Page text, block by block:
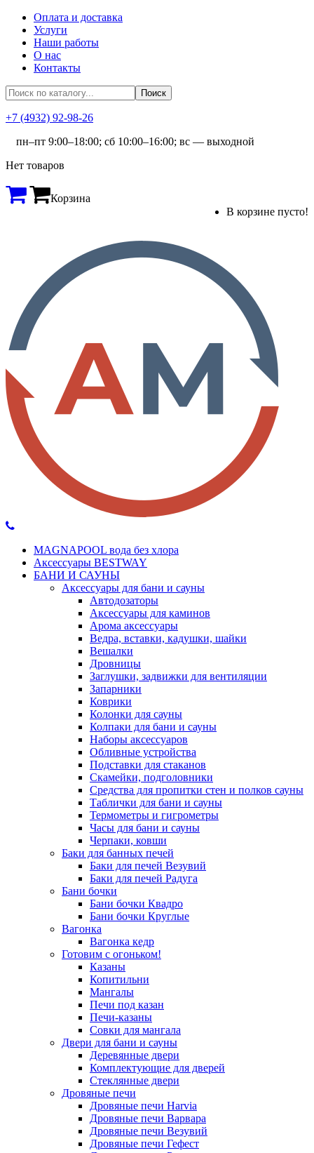
Оплата и доставка
Услуги
Наши работы
О нас
Контакты
+7 (4932) 92-98-26
пн–пт 9:00–18:00; сб 10:00–16:00; вс — выходной
Нет товаров
Корзина
В корзине пусто!
MAGNAPOOL вода без хлора
Аксессуары BESTWAY
БАНИ И САУНЫ
Аксессуары для бани и сауны
Автодозаторы
Аксессуары для каминов
Арома аксессуары
Ведра, вставки, кадушки, шайки
Вешалки
Дровницы
Заглушки, задвижки для вентиляции
Запарники
Коврики
Колонки для сауны
Колпаки для бани и сауны
Наборы аксессуаров
Обливные устройства
Подставки для стаканов
Скамейки, подголовники
Средства для пропитки стен и полков сауны
Таблички для бани и сауны
Термометры и гигрометры
Часы для бани и сауны
Черпаки, ковши
Баки для банных печей
Баки для печей Везувий
Баки для печей Радуга
Бани бочки
Бани бочки Квадро
Бани бочки Круглые
Вагонка
Вагонка кедр
Готовим с огоньком!
Казаны
Копитильни
Мангалы
Печи под казан
Печи-казаны
Совки для мангала
Двери для бани и сауны
Деревянные двери
Комплектующие для дверей
Стеклянные двери
Дровяные печи
Дровяные печи Harvia
Дровяные печи Варвара
Дровяные печи Везувий
Дровяные печи Гефест